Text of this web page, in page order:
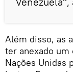
Além disso, as
ter anexado um
Nações Unidas